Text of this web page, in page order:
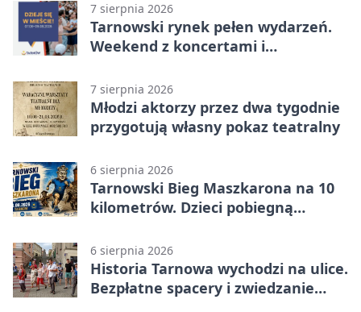
7 sierpnia 2026
Tarnowski rynek pełen wydarzeń.
Weekend z koncertami i
7 sierpnia 2026
Młodzi aktorzy przez dwa tygodnie
przygotują własny pokaz teatralny
6 sierpnia 2026
Tarnowski Bieg Maszkarona na 10
kilometrów. Dzieci pobiegną
6 sierpnia 2026
Historia Tarnowa wychodzi na ulice.
Bezpłatne spacery i zwiedzanie